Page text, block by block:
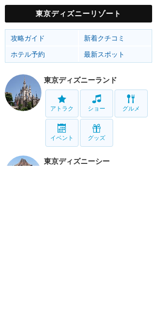
東京ディズニーリゾート
攻略ガイド
新着クチコミ
ホテル予約
最新スポット
東京ディズニーランド
アトラク ショー グルメ
イベント グッズ
東京ディズニーシー